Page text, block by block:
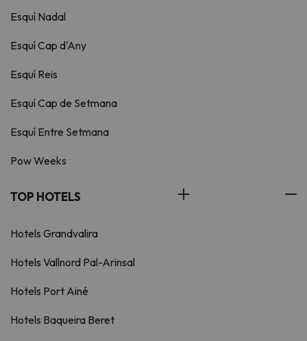
Esquí Nadal
Esquí Cap d'Any
Esquí Reis
Esquí Cap de Setmana
Esquí Entre Setmana
Pow Weeks
TOP HOTELS
Hotels Grandvalira
Hotels Vallnord Pal-Arinsal
Hotels Port Ainé
Hotels Baqueira Beret